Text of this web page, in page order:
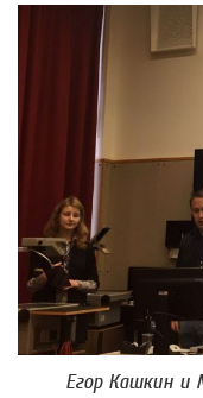
Егор Кашкин и